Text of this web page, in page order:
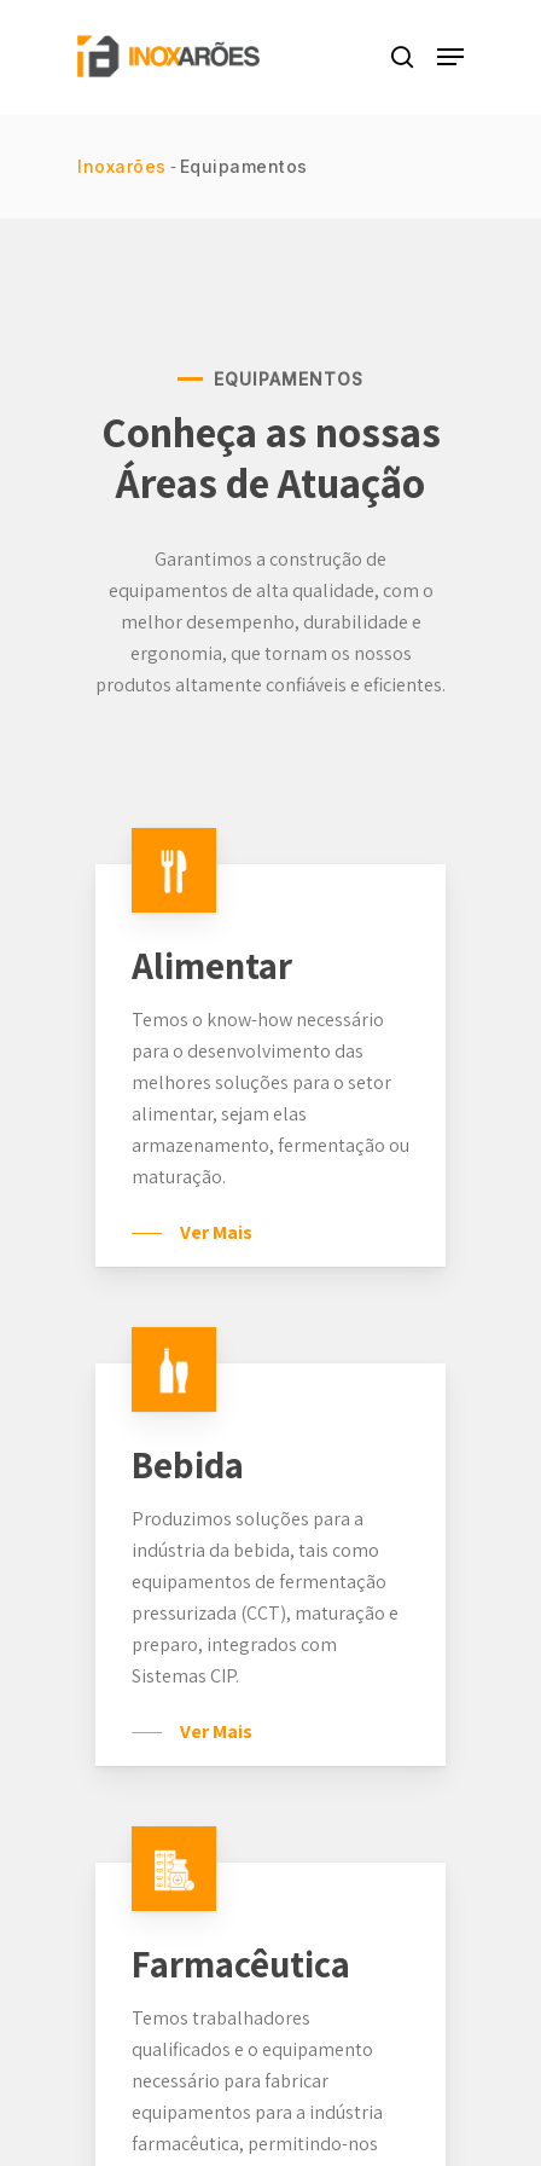
procurar
Menu
Inoxarões - Equipamentos
EQUIPAMENTOS
Conheça as nossas
Áreas de Atuação
Garantimos a construção de
equipamentos de alta qualidade, com o
melhor desempenho, durabilidade e
ergonomia, que tornam os nossos
produtos altamente confiáveis ​​e eficientes.
Alimentar
Temos o know-how necessário
para o desenvolvimento das
melhores soluções para o setor
alimentar, sejam elas
armazenamento, fermentação ou
maturação.
Ver Mais
Bebida
Produzimos soluções para a
indústria da bebida, tais como
equipamentos de fermentação
pressurizada (CCT), maturação e
preparo, integrados com
Sistemas CIP.
Ver Mais
Farmacêutica
Temos trabalhadores
qualificados e o equipamento
necessário para fabricar
equipamentos para a indústria
farmacêutica, permitindo-nos